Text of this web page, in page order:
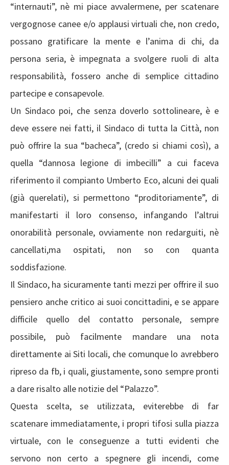
“internauti”, nè mi piace avvalermene, per scatenare
vergognose canee e/o applausi virtuali che, non credo,
possano gratificare la mente e l’anima di chi, da
persona seria, è impegnata a svolgere ruoli di alta
responsabilità, fossero anche di semplice cittadino
partecipe e consapevole.
Un Sindaco poi, che senza doverlo sottolineare, è e
deve essere nei fatti, il Sindaco di tutta la Città, non
può offrire la sua “bacheca”, (credo si chiami così), a
quella “dannosa legione di imbecilli” a cui faceva
riferimento il compianto Umberto Eco, alcuni dei quali
(già querelati), si permettono “proditoriamente”, di
manifestarti il loro consenso, infangando l’altrui
onorabilità personale, ovviamente non redarguiti, nè
cancellati,ma ospitati, non so con quanta
soddisfazione.
Il Sindaco, ha sicuramente tanti mezzi per offrire il suo
pensiero anche critico ai suoi concittadini, e se appare
difficile quello del contatto personale, sempre
possibile, può facilmente mandare una nota
direttamente ai Siti locali, che comunque lo avrebbero
ripreso da fb, i quali, giustamente, sono sempre pronti
a dare risalto alle notizie del “Palazzo”.
Questa scelta, se utilizzata, eviterebbe di far
scatenare immediatamente, i propri tifosi sulla piazza
virtuale, con le conseguenze a tutti evidenti che
servono non certo a spegnere gli incendi, come